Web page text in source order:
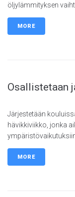
öljylämmityksen
MORE
Osallistetaan
Järjestetään
hävikkiviikko, jonka
MORE